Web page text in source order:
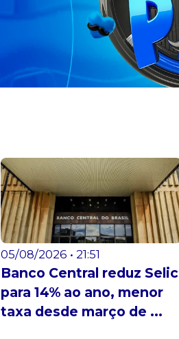
05/08/2026 • 21:51
Banco Central reduz Selic
para 14% ao ano, menor
taxa desde março de ...